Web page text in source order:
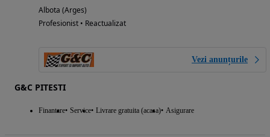
Albota (Arges)
Profesionist • Reactualizat
Vezi anunțurile
G&C PITESTI
Finantare Service Livrare gratuita (acasa) Asigurare